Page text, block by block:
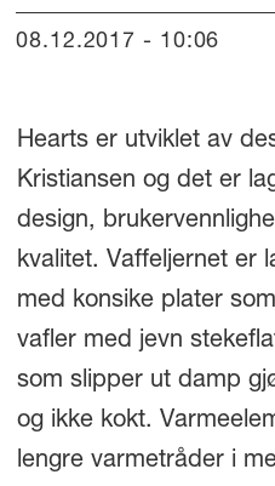
08.12.2017 - 10:06
Hearts er utviklet av
Kristiansen og det er
design,
kvalitet. Vaffeljernet er
med konsike plater
vafler med jevn
som slipper ut damp
og ikke kokt.
lengre varmetråder i